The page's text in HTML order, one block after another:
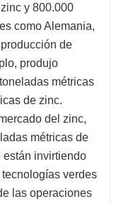
y 800.000
como Alemania,
de
produjo
métricas
de zinc.
del zinc,
métricas de
están invirtiendo
verdes
las operaciones